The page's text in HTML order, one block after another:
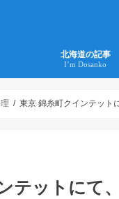
北海道の記事
I’m Dosanko
東京 錦糸町クインテット
テットにて